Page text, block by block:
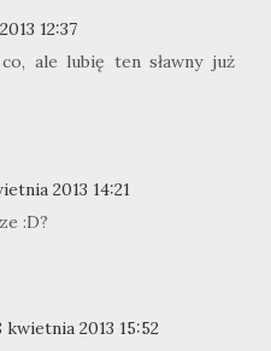
12:37
ale lubię ten sławny już
2013 14:21
:D?
kwietnia 2013 15:52